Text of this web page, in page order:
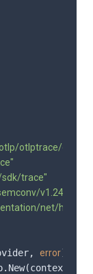
otlptrace/
trace"
v1.24.0"
net/http/
error) {